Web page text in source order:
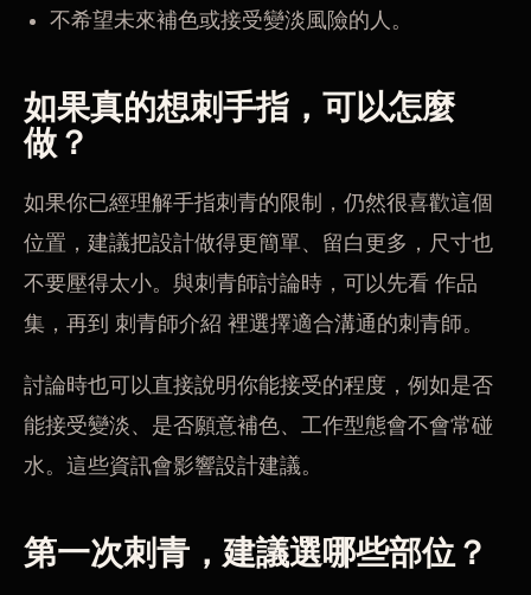
不希望未來補色或接受變淡風險的人。
如果真的想刺手指，可以怎麼
做？
如果你已經理解手指刺青的限制，仍然很喜歡這個
位置，建議把設計做得更簡單、留白更多，尺寸也
不要壓得太小。與刺青師討論時，可以先看 作品
集 ，再到 刺青師介紹 裡選擇適合溝通的刺青師。
討論時也可以直接說明你能接受的程度，例如是否
能接受變淡、是否願意補色、工作型態會不會常碰
水。這些資訊會影響設計建議。
第一次刺青，建議選哪些部位？